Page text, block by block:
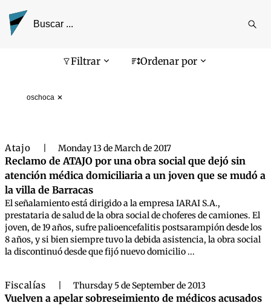
Filtrar Ordenar por
oschoca
Pantalla de búsqueda
Atajo Monday 13 de March de 2017
Reclamo de ATAJO por una obra social que dejó sin
atención médica domiciliaria a un joven que se mudó a
la villa de Barracas
El señalamiento está dirigido a la empresa IARAI S.A.,
prestataria de salud de la obra social de choferes de camiones. El
joven, de 19 años, sufre palioencefalitis postsarampión desde los
8 años, y si bien siempre tuvo la debida asistencia, la obra social
la discontinuó desde que fijó nuevo domicilio ...
Fiscalías Thursday 5 de September de 2013
Vuelven a apelar sobreseimiento de médicos acusados